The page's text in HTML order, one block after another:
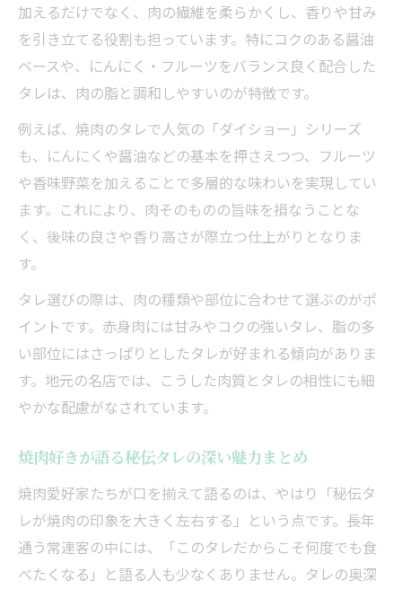
加えるだけでなく、肉の繊維を柔らかくし、香りや甘み
を引き立てる役割も担っています。特にコクのある醤油
ベースや、にんにく・フルーツをバランス良く配合した
タレは、肉の脂と調和しやすいのが特徴です。
例えば、焼肉のタレで人気の「ダイショー」シリーズ
も、にんにくや醤油などの基本を押さえつつ、フルーツ
や香味野菜を加えることで多層的な味わいを実現してい
ます。これにより、肉そのものの旨味を損なうことな
く、後味の良さや香り高さが際立つ仕上がりとなりま
す。
タレ選びの際は、肉の種類や部位に合わせて選ぶのがポ
イントです。赤身肉には甘みやコクの強いタレ、脂の多
い部位にはさっぱりとしたタレが好まれる傾向がありま
す。地元の名店では、こうした肉質とタレの相性にも細
やかな配慮がなされています。
焼肉好きが語る秘伝タレの深い魅力まとめ
焼肉愛好家たちが口を揃えて語るのは、やはり「秘伝タ
レが焼肉の印象を大きく左右する」という点です。長年
通う常連客の中には、「このタレだからこそ何度でも食
べたくなる」と語る人も少なくありません。タレの奥深